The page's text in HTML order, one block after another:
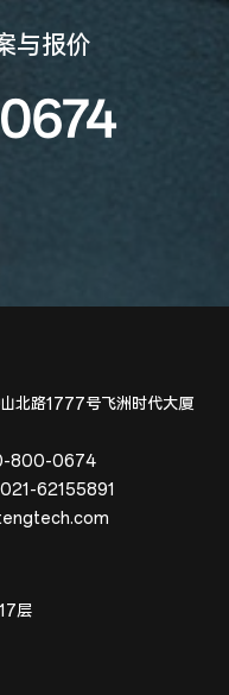
与报价
北路1777号飞洲时代大厦
800-0674
021-62155891
层